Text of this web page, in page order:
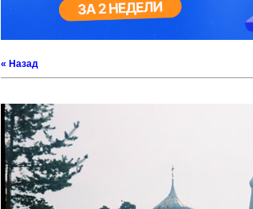
« Назад